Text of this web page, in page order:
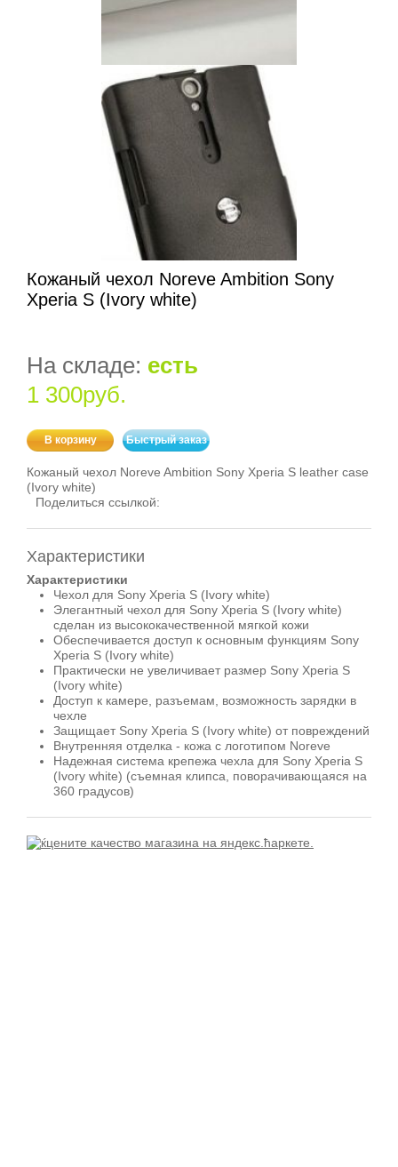
Кожаный чехол Noreve Ambition Sony
Xperia S (Ivory white)
На складе: есть
1 300руб.
В корзину Быстрый заказ
Кожаный чехол Noreve Ambition Sony Xperia S leather case
(Ivory white)
Поделиться ссылкой:
Характеристики
Характеристики
Чехол для Sony Xperia S (Ivory white)
Элегантный чехол для Sony Xperia S (Ivory white)
сделан из высококачественной мягкой кожи
Обеспечивается доступ к основным функциям Sony
Xperia S (Ivory white)
Практически не увеличивает размер Sony Xperia S
(Ivory white)
Доступ к камере, разъемам, возможность зарядки в
чехле
Защищает Sony Xperia S (Ivory white) от повреждений
Внутренняя отделка - кожа с логотипом Noreve
Надежная система крепежа чехла для Sony Xperia S
(Ivory white) (съемная клипса, поворачивающаяся на
360 градусов)